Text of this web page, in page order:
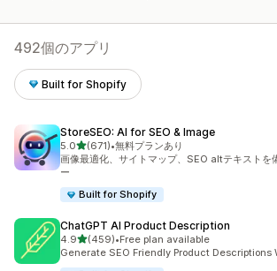
492個のアプリ
Built for Shopify
StoreSEO: AI for SEO & Image
5.05つ星中
(671)
合計レビュー数：671件
•無料プランあり
画像最適化、サイトマップ、SEO altテキストを
ー
Built for Shopify
ChatGPT AI Product Description
4.95つ星中
(459)
合計レビュー数：459件
•Free plan available
Generate SEO Friendly Product Descriptions